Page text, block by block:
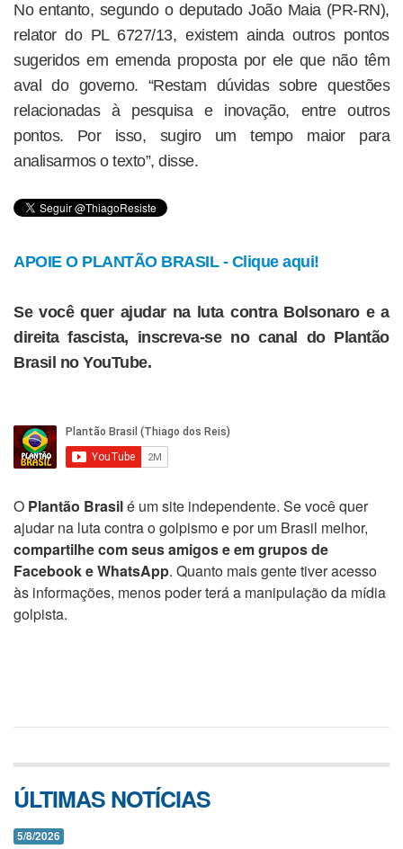
No entanto, segundo o deputado João Maia (PR-RN),
relator do PL 6727/13, existem ainda outros pontos
sugeridos em emenda proposta por ele que não têm
aval do governo. “Restam dúvidas sobre questões
relacionadas à pesquisa e inovação, entre outros
pontos. Por isso, sugiro um tempo maior para
analisarmos o texto”, disse.
APOIE O PLANTÃO BRASIL - Clique aqui!
Se você quer ajudar na luta contra Bolsonaro e a
direita fascista, inscreva-se no canal do Plantão
Brasil no YouTube.
O Plantão Brasilé um site independente. Se você quer
ajudar na luta contra o golpismo e por um Brasil melhor,
compartilhe com seus amigos e em grupos de
Facebook e WhatsApp. Quanto mais gente tiver acesso
às informações, menos poder terá a manipulação da mídia
golpista.
ÚLTIMAS NOTÍCIAS
5/8/2026